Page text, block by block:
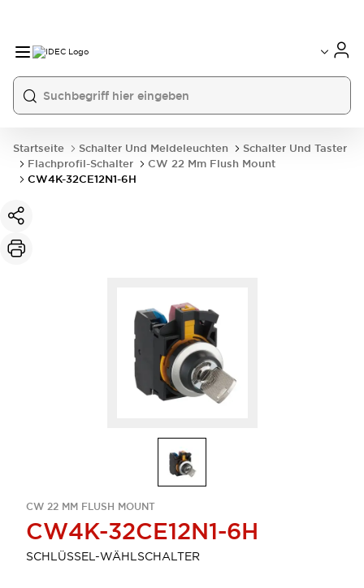
Startseite Schalter Und Meldeleuchten
Schalter Und Taster
Flachprofil-Schalter
CW 22 Mm Flush Mount
CW4K-32CE12N1-6H
CW 22 MM FLUSH MOUNT
CW4K-32CE12N1-6H
SCHLÜSSEL-WÄHLSCHALTER